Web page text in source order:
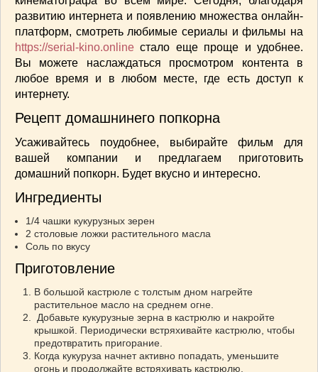
Рыбные(18)
СОУСЫ(6)
ПЕЧЕМ ВМЕСТЕ (257)
Блинчики
(13)
Печенье(22)
Пироги
Пирожные(13)
Торты без выпечки
НАПИТКИ(26)
САМОРАЗВИТИЕ
ИНТЕРЕСНЫЕ НОВОСТИ(38)
СТАТЬИ(272)
(56)
СЕМЬЯ(107)
ДОМ и ДАЧА (140)
ВАШИ РЕЦЕПТЫ (3)
ДЕТСКОЕ МЕНЮ(1)
развитию интернета и появлению множества онлайн-
платформ, смотреть любимые сериалы и фильмы на
https://serial-kino.online стало еще проще и удобнее.
Вы можете наслаждаться просмотром контента в
любое время и в любом месте, где есть доступ к
интернету.
Рецепт домашнинего попкорна
Усаживайтесь поудобнее, выбирайте фильм для
вашей компании и предлагаем приготовить
домашний попкорн. Будет вкусно и интересно.
Ингредиенты
1/4 чашки кукурузных зерен
2 столовые ложки растительного масла
Соль по вкусу
Приготовление
В большой кастрюле с толстым дном нагрейте
растительное масло на среднем огне.
Добавьте кукурузные зерна в кастрюлю и накройте
крышкой. Периодически встряхивайте кастрюлю, чтобы
предотвратить пригорание.
Когда кукуруза начнет активно попадать, уменьшите
огонь и продолжайте встряхивать кастрюлю.